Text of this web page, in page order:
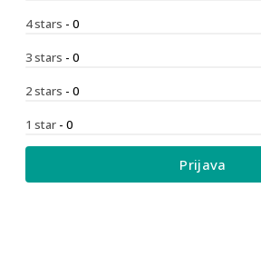
4 stars - 0
3 stars - 0
2 stars - 0
1 star - 0
Prijava